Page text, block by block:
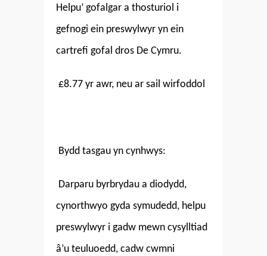
Helpu’ gofalgar a thosturiol i
gefnogi ein preswylwyr yn ein
cartrefi gofal dros De Cymru.
£8.77 yr awr, neu ar sail wirfoddol
Bydd tasgau yn cynhwys:
Darparu byrbrydau a diodydd,
cynorthwyo gyda symudedd, helpu
preswylwyr i gadw mewn cysylltiad
â’u teuluoedd, cadw cwmni